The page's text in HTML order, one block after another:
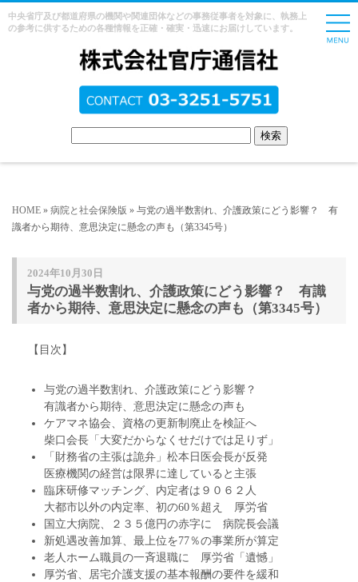
中央省庁及び都道府県の機関や関連団体などの事務従事者を対象に、執務上
の参考に供するための各種情報を正確・確実・迅速にお届けしています。
HOME » 病院と社会保険版 » 与党の過半数割れ、介護政策にどう影響？ 有
識者から期待、意思決定に懸念の声も（第3345号）
2024年10月30日
与党の過半数割れ、介護政策にどう影響？ 有識
者から期待、意思決定に懸念の声も（第3345号）
【目次】
与党の過半数割れ、介護政策にどう影響？
有識者から期待、意思決定に懸念の声も
ケアマネ協会、資格の更新制廃止を検証へ
柴口会長「大変だからなくせだけでは足りず」
「財務省の主張は詭弁」松本日医会長が反発
医療機関の経営は限界に達していると主張
臨床研修マッチング、内定者は９０６２人
大都市以外の内定率、初の60％超え 厚労省
国立大病院、２３５億円の赤字に 病院長会議
新処遇改善加算、最上位を77％の事業所が算定
老人ホーム職員の一斉退職に 厚労省「遺憾」
厚労省、居宅介護支援の基本報酬の要件を緩和